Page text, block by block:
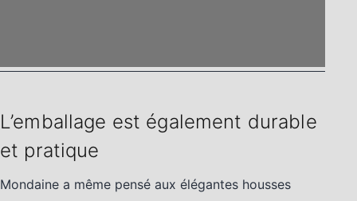
L’emballage est également durable
et pratique
Mondaine a même pensé aux élégantes housses